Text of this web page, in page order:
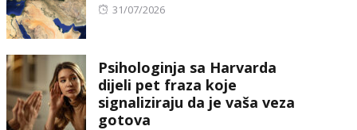
Posted
31/07/2026
Psihologinja sa Harvarda
dijeli pet fraza koje
signaliziraju da je vaša veza
gotova